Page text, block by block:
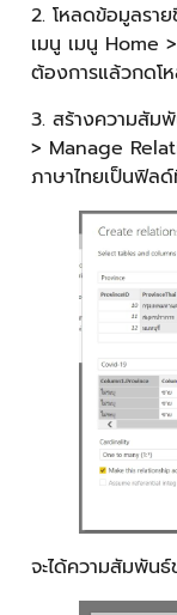
2. โหลดข้อมูลรา
เมนู เมนู Home
ต้องการแล้วกดโ
3. สร้างความสัม
> Manage
ภาษาไทยเป็นฟิล
จะได้ความสัมพัน